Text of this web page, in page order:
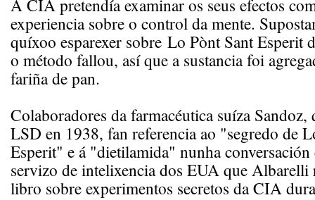
A CIA pretendía examinar os seus efectos
experiencia sobre o control da mente.
quíxoo esparexer sobre Lo Pònt Sant Esperit
o método fallou, así que a sustancia foi
fariña de pan.
Colaboradores da farmacéutica suíza Sandoz,
LSD en 1938, fan referencia ao "segredo de
Esperit" e á "dietilamida" nunha conversación
servizo de intelixencia dos EUA que Albarelli
libro sobre experimentos secretos da CIA